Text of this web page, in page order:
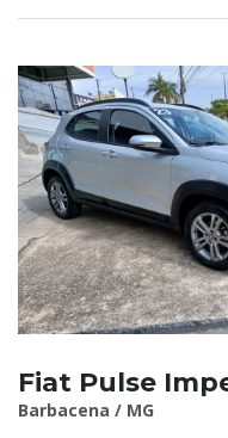
Fiat Pulse
Barbacena / MG